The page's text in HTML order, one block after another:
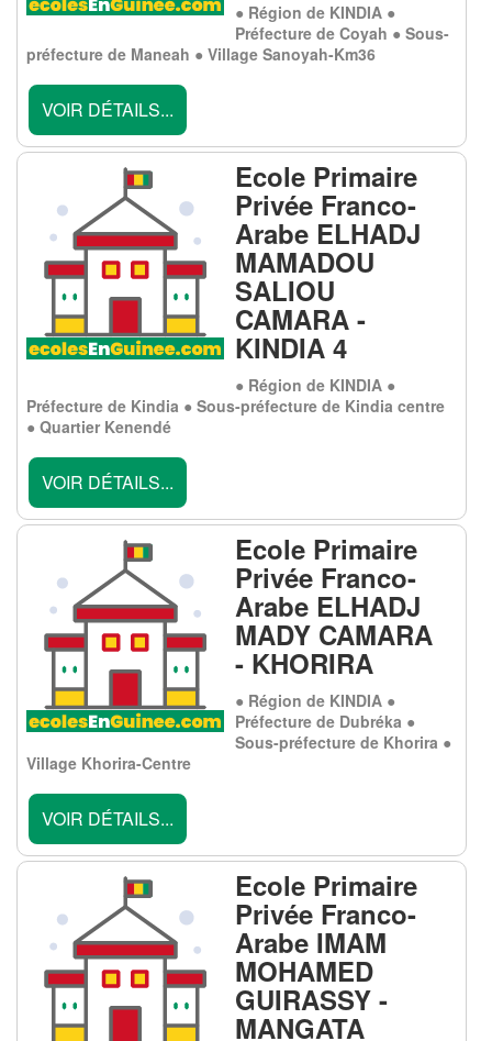
● Région de KINDIA ●
Préfecture de Coyah ● Sous-
préfecture de Maneah ● Village Sanoyah-Km36
VOIR DÉTAILS...
Ecole Primaire
Privée Franco-
Arabe ELHADJ
MAMADOU
SALIOU
CAMARA -
KINDIA 4
● Région de KINDIA ●
Préfecture de Kindia ● Sous-préfecture de Kindia centre
● Quartier Kenendé
VOIR DÉTAILS...
Ecole Primaire
Privée Franco-
Arabe ELHADJ
MADY CAMARA
- KHORIRA
● Région de KINDIA ●
Préfecture de Dubréka ●
Sous-préfecture de Khorira ●
Village Khorira-Centre
VOIR DÉTAILS...
Ecole Primaire
Privée Franco-
Arabe IMAM
MOHAMED
GUIRASSY -
MANGATA